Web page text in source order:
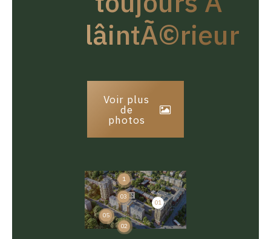
lâintÃ©rieur
Voir plus
de
photos
01
1
02
03
04
05